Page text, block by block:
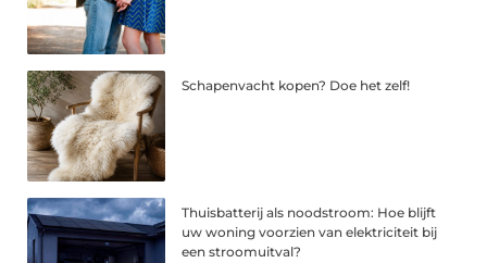
Schapenvacht kopen? Doe het zelf!
Thuisbatterij als noodstroom: Hoe blijft
uw woning voorzien van elektriciteit bij
een stroomuitval?